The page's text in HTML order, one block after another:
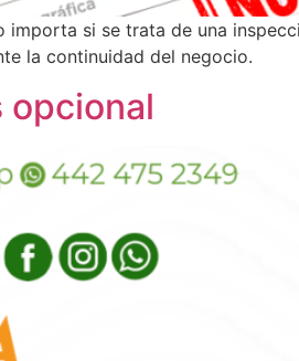
si se trata de una
la continuidad del negocio.
opcional